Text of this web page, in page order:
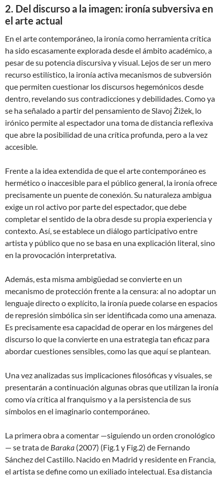
2. Del discurso a la imagen: ironía subversiva en
el arte actual
En el arte contemporáneo, la ironía como herramienta crítica
ha sido escasamente explorada desde el ámbito académico, a
pesar de su potencia discursiva y visual. Lejos de ser un mero
recurso estilístico, la ironía activa mecanismos de subversión
que permiten cuestionar los discursos hegemónicos desde
dentro, revelando sus contradicciones y debilidades. Como ya
se ha señalado a partir del pensamiento de Slavoj Žižek, lo
irónico permite al espectador una toma de distancia reflexiva
que abre la posibilidad de una crítica profunda, pero a la vez
accesible.
Frente a la idea extendida de que el arte contemporáneo es
hermético o inaccesible para el público general, la ironía ofrece
precisamente un puente de conexión. Su naturaleza ambigua
exige un rol activo por parte del espectador, que debe
completar el sentido de la obra desde su propia experiencia y
contexto. Así, se establece un diálogo participativo entre
artista y público que no se basa en una explicación literal, sino
en la provocación interpretativa.
Además, esta misma ambigüedad se convierte en un
mecanismo de protección frente a la censura: al no adoptar un
lenguaje directo o explícito, la ironía puede colarse en espacios
de represión simbólica sin ser identificada como una amenaza.
Es precisamente esa capacidad de operar en los márgenes del
discurso lo que la convierte en una estrategia tan eficaz para
abordar cuestiones sensibles, como las que aquí se plantean.
Una vez analizadas sus implicaciones filosóficas y visuales, se
presentarán a continuación algunas obras que utilizan la ironía
como vía crítica al franquismo y a la persistencia de sus
símbolos en el imaginario contemporáneo.
La primera obra a comentar —siguiendo un orden cronológico
— se trata de Baraka (2007) (Fig.1 y Fig.2) de Fernando
Sánchez del Castillo. Nacido en Madrid y residente en Francia,
el artista se define como un exiliado intelectual. Esa distancia